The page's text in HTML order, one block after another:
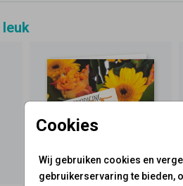
Cookies
Wij gebruiken cookies en
gebruikerservaring te bieden,
leuk